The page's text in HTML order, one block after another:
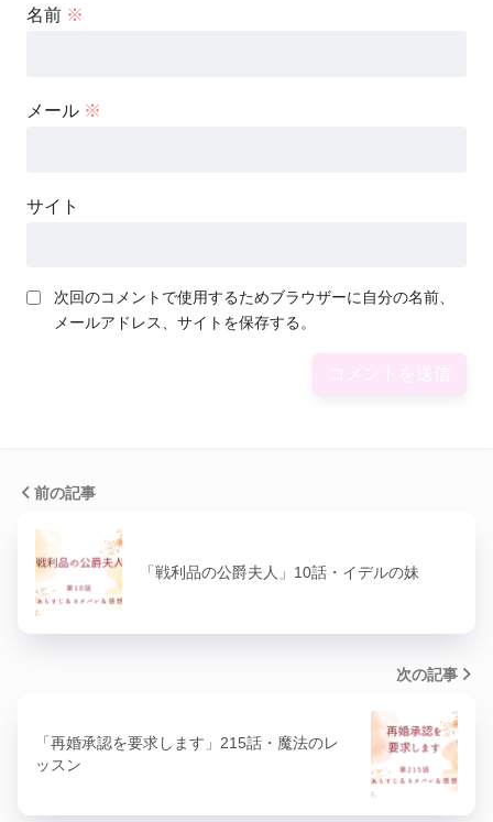
名前 ※
メール ※
サイト
次回のコメントで使用するためブラウザーに自分の名前、
メールアドレス、サイトを保存する。
前の記事
「戦利品の公爵夫人」10話・イデルの妹
次の記事
「再婚承認を要求します」215話・魔法のレ
ッスン